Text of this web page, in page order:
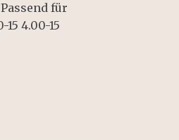
für
15 4.00-15